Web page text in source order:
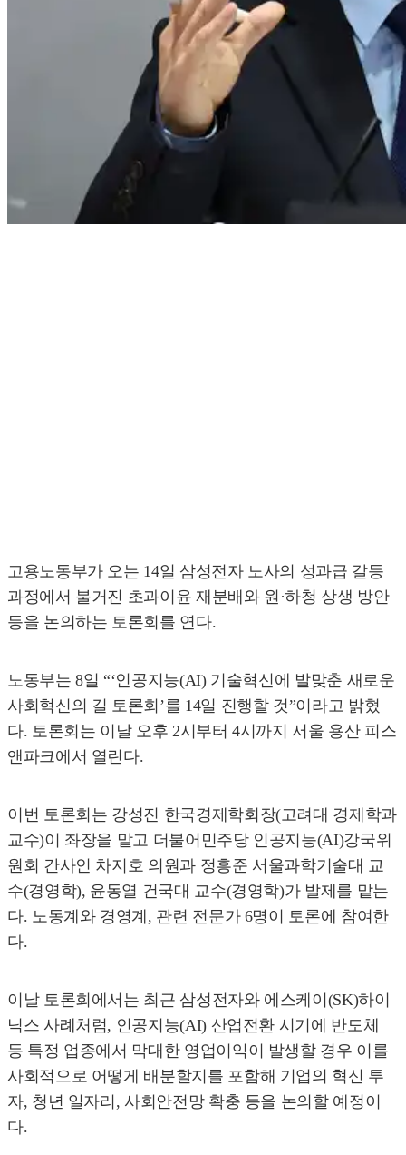
고용노동부가 오는 14일 삼성전자 노사의 성과급 갈등
과정에서 불거진 초과이윤 재분배와 원·하청 상생 방안
등을 논의하는 토론회를 연다.
노동부는 8일 “‘인공지능(AI) 기술혁신에 발맞춘 새로운
사회혁신의 길 토론회’를 14일 진행할 것”이라고 밝혔
다. 토론회는 이날 오후 2시부터 4시까지 서울 용산 피스
앤파크에서 열린다.
이번 토론회는 강성진 한국경제학회장(고려대 경제학과
교수)이 좌장을 맡고 더불어민주당 인공지능(AI)강국위
원회 간사인 차지호 의원과 정흥준 서울과학기술대 교
수(경영학), 윤동열 건국대 교수(경영학)가 발제를 맡는
다. 노동계와 경영계, 관련 전문가 6명이 토론에 참여한
다.
이날 토론회에서는 최근 삼성전자와 에스케이(SK)하이
닉스 사례처럼, 인공지능(AI) 산업전환 시기에 반도체
등 특정 업종에서 막대한 영업이익이 발생할 경우 이를
사회적으로 어떻게 배분할지를 포함해 기업의 혁신 투
자, 청년 일자리, 사회안전망 확충 등을 논의할 예정이
다.